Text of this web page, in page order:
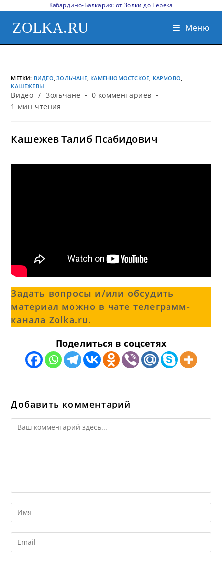
Кабардино-Балкария: от Золки до Терека
ZOLKA.RU Меню
МЕТКИ: ВИДЕО, ЗОЛЬЧАНЕ, КАМЕННОМОСТСКОЕ, КАРМОВО,
КАШЕЖЕВЫ
Видео / Зольчане
0 комментариев
1 мин чтения
Кашежев Талиб Псабидович
Задать вопросы и/или обсудить
материал можно в чате телеграмм-
канала Zolka.ru.
Поделиться в соцсетях
Добавить комментарий